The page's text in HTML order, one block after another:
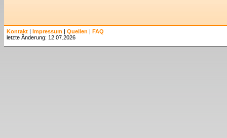
Kontakt | Impressum | Quellen | FAQ
letzte Änderung: 12.07.2026